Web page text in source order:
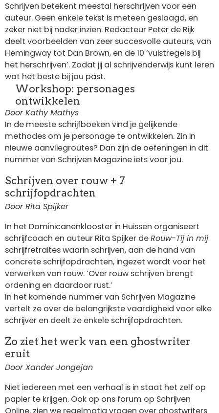
Schrijven betekent meestal herschrijven voor een
auteur. Geen enkele tekst is meteen geslaagd, en
zeker niet bij nader inzien. Redacteur Peter de Rijk
deelt voorbeelden van zeer succesvolle auteurs, van
Hemingway tot Dan Brown, en de 10 ‘vuistregels bij
het herschrijven’. Zodat jij al schrijvenderwijs kunt leren
wat het beste bij jou past.
Workshop: personages
ontwikkelen
Door Kathy Mathys
In de meeste schrijfboeken vind je gelijkende
methodes om je personage te ontwikkelen. Zin in
nieuwe aanvliegroutes? Dan zijn de oefeningen in dit
nummer van Schrijven Magazine iets voor jou.
Schrijven over rouw + 7
schrijfopdrachten
Door Rita Spijker
In het Dominicanenklooster in Huissen organiseert
schrijfcoach en auteur Rita Spijker deRouw-Tij in mij
schrijfretraites waarin schrijven, aan de hand van
concrete schrijfopdrachten, ingezet wordt voor het
verwerken van rouw. ‘Over rouw schrijven brengt
ordening en daardoor rust.’
In het komende nummer van Schrijven Magazine
vertelt ze over de belangrijkste vaardigheid voor elke
schrijver en deelt ze enkele schrijfopdrachten.
Zo ziet het werk van een ghostwriter
eruit
Door Xander Jongejan
Niet iedereen met een verhaal is in staat het zelf op
papier te krijgen. Ook op ons forum op Schrijven